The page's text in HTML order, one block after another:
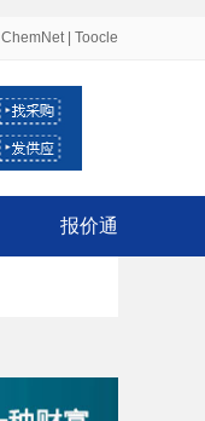
ChemNet| Toocle
报价通